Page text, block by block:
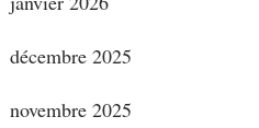
décembre 2025
novembre 2025